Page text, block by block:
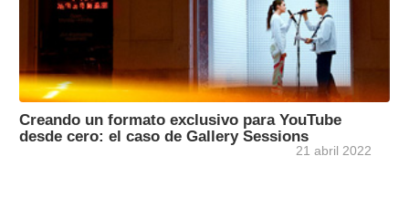
Creando un formato exclusivo para YouTube
desde cero: el caso de Gallery Sessions
21 abril 2022